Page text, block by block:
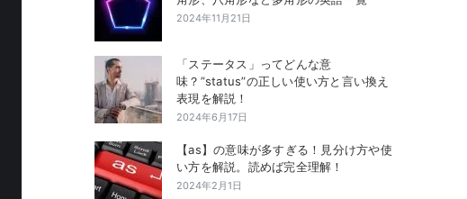
2024年11月21日
「ステータス」ってどんな意
味？”status”の正しい使い方と言い換え
表現を解説！
2024年6月17日
【as】の意味が多すぎる！見分け方や使
い方を解説。読めば完全理解！
2024年2月1日